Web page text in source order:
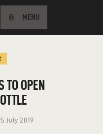
MENU
TO OPEN
July 2019